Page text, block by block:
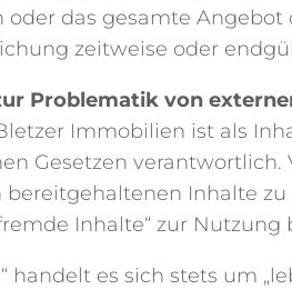
oder das gesamte
zeitweise oder
Problematik von
Immobilien ist als
Gesetzen verantwortlich.
bereitgehaltenen Inhalte
Inhalte“ zur
handelt es sich stets um